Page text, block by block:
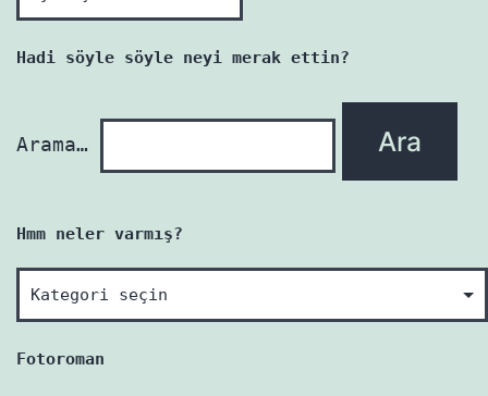
her
yazı
Hadi söyle söyle neyi merak ettin?
Arama…
Hmm neler varmış?
Hmm
neler
varmış?
Fotoroman